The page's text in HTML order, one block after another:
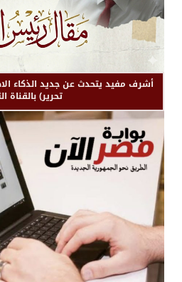
أشرف مفيد يتحدث عن جديد الذكاء
تحرير) بالقناة